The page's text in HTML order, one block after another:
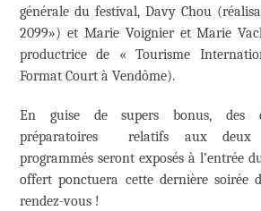
générale du festival, Davy Chou
2099») et Marie Voignier et Marie
productrice de « Tourisme
Format Court à Vendôme).
En guise de supers bonus, des
préparatoires relatifs aux deux
programmés seront exposés à l’entrée
offert ponctuera cette dernière soirée
rendez-vous !